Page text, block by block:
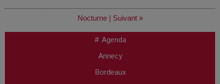
Nocturne Suivant »
# Agenda
Annecy
Bordeaux